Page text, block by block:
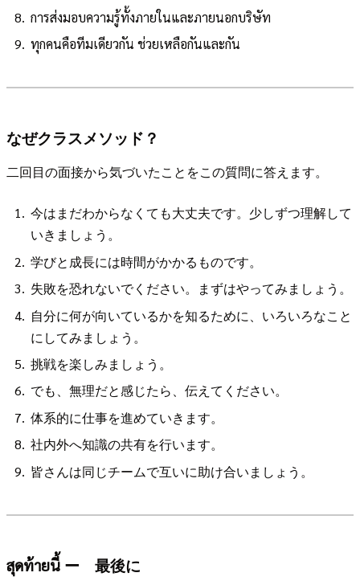
การส่งมอบความรู้ทั้งภายในและภายนอกบริษัท
ทุกคนคือทีมเดียวกัน ช่วยเหลือกันและกัน
なぜクラスメソッド？
二回目の面接から気づいたことをこの質問に答えます。
今はまだわからなくても大丈夫です。少しずつ理解して
いきましょう。
学びと成長には時間がかかるものです。
失敗を恐れないでください。まずはやってみましょう。
自分に何が向いているかを知るために、いろいろなこと
にしてみましょう。
挑戦を楽しみましょう。
でも、無理だと感じたら、伝えてください。
体系的に仕事を進めていきます。
社内外へ知識の共有を行います。
皆さんは同じチームで互いに助け合いましょう。
สุดท้ายนี้ ー 最後に